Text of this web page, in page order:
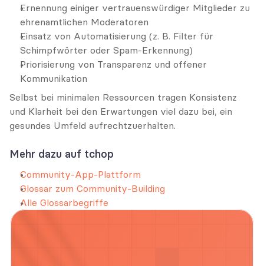
Ernennung einiger vertrauenswürdiger Mitglieder zu
ehrenamtlichen Moderatoren
Einsatz von Automatisierung (z. B. Filter für
Schimpfwörter oder Spam-Erkennung)
Priorisierung von Transparenz und offener
Kommunikation
Selbst bei minimalen Ressourcen tragen Konsistenz
und Klarheit bei den Erwartungen viel dazu bei, ein
gesundes Umfeld aufrechtzuerhalten.
Mehr dazu auf tchop
Community-App-Plattform
Glossar zum Community-Building
Alle Glossarbegriffe